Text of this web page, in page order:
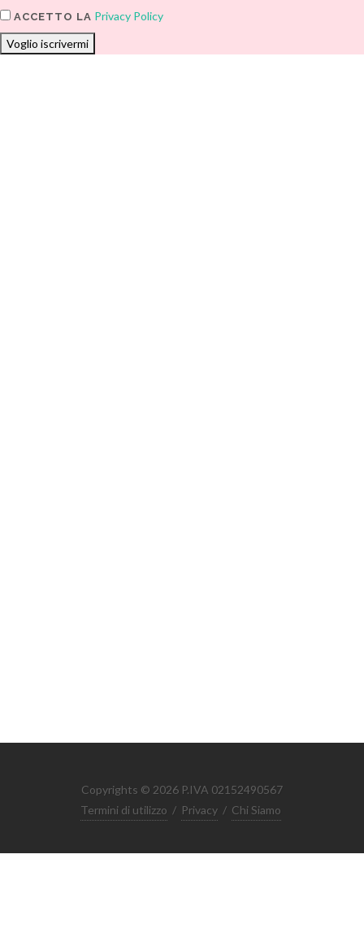
ACCETTO LA Privacy Policy
Voglio iscrivermi
Copyrights © 2026 P.IVA 02152490567
Termini di utilizzo / Privacy / Chi Siamo